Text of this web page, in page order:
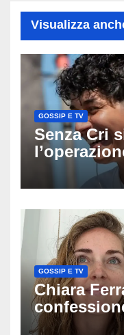
Visualizza
GOSSIP E TV
Senza Cri
anni mi
racconto
GOSSIP E TV
Chiara
mio ex